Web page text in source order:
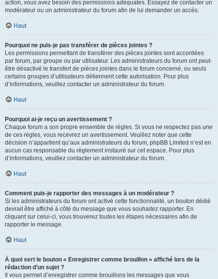
action, vous avez besoin des permissions adéquates. Essayez de contacter un
modérateur ou un administrateur du forum afin de lui demander un accès.
Haut
Pourquoi ne puis-je pas transférer de pièces jointes ?
Les permissions permettant de transférer des pièces jointes sont accordées
par forum, par groupe ou par utilisateur. Les administrateurs du forum ont peut-
être désactivé le transfert de pièces jointes dans le forum concerné, ou seuls
certains groupes d’utilisateurs détiennent cette autorisation. Pour plus
d’informations, veuillez contacter un administrateur du forum.
Haut
Pourquoi ai-je reçu un avertissement ?
Chaque forum a son propre ensemble de règles. Si vous ne respectez pas une
de ces règles, vous recevrez un avertissement. Veuillez noter que cette
décision n’appartient qu’aux administrateurs du forum, phpBB Limited n’est en
aucun cas responsable du règlement instauré sur cet espace. Pour plus
d’informations, veuillez contacter un administrateur du forum.
Haut
Comment puis-je rapporter des messages à un modérateur ?
Si les administrateurs du forum ont activé cette fonctionnalité, un bouton dédié
devrait être affiché à côté du message que vous souhaitez rapporter. En
cliquant sur celui-ci, vous trouverez toutes les étapes nécessaires afin de
rapporter le message.
Haut
À quoi sert le bouton « Enregistrer comme brouillon » affiché lors de la
rédaction d’un sujet ?
Il vous permet d’enregistrer comme brouillons les messages que vous